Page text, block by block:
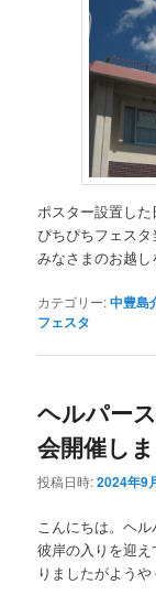
ポスター設置した
ぴちぴちフェスタ
みなさまのお越し
カテゴリー:中豊島
フェスタ
ヘルパー
会開催し
投稿日時:2024年9
こんにちは。ヘル
彼岸の入りを迎
りましたがよう